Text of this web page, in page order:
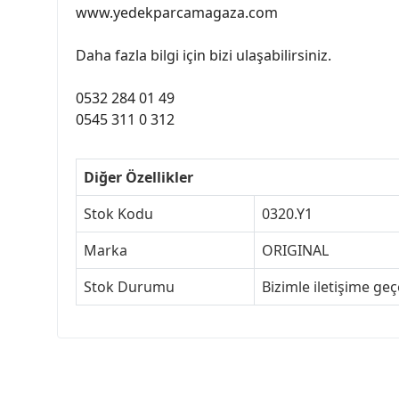
www.yedekparcamagaza.com
Daha fazla bilgi için bizi ulaşabilirsiniz.
0532 284 01 49
0545 311 0 312
Diğer Özellikler
Stok Kodu
0320.Y1
Marka
ORIGINAL
Stok Durumu
Bizimle iletişime